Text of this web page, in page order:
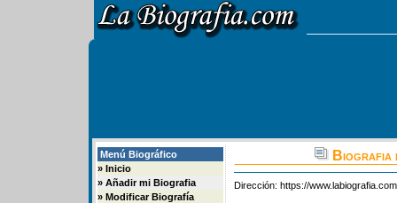
Menú Biográfico
» Inicio
» Añadir mi Biografia
» Modificar Biografía
Biografia
Dirección: https://